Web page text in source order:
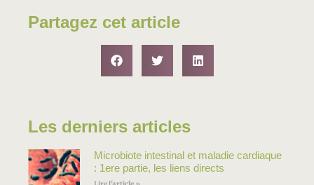
Partagez cet article
Les derniers articles
Microbiote intestinal et maladie cardiaque
: 1ere partie, les liens directs